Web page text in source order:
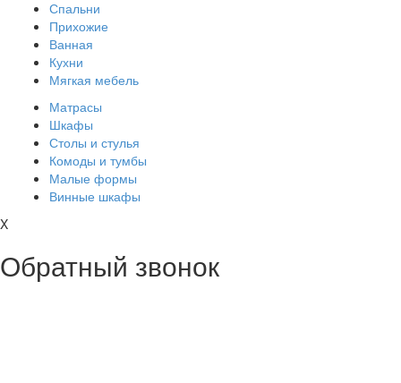
Спальни
Прихожие
Ванная
Кухни
Мягкая мебель
Матрасы
Шкафы
Столы и стулья
Комоды и тумбы
Малые формы
Винные шкафы
X
Обратный звонок